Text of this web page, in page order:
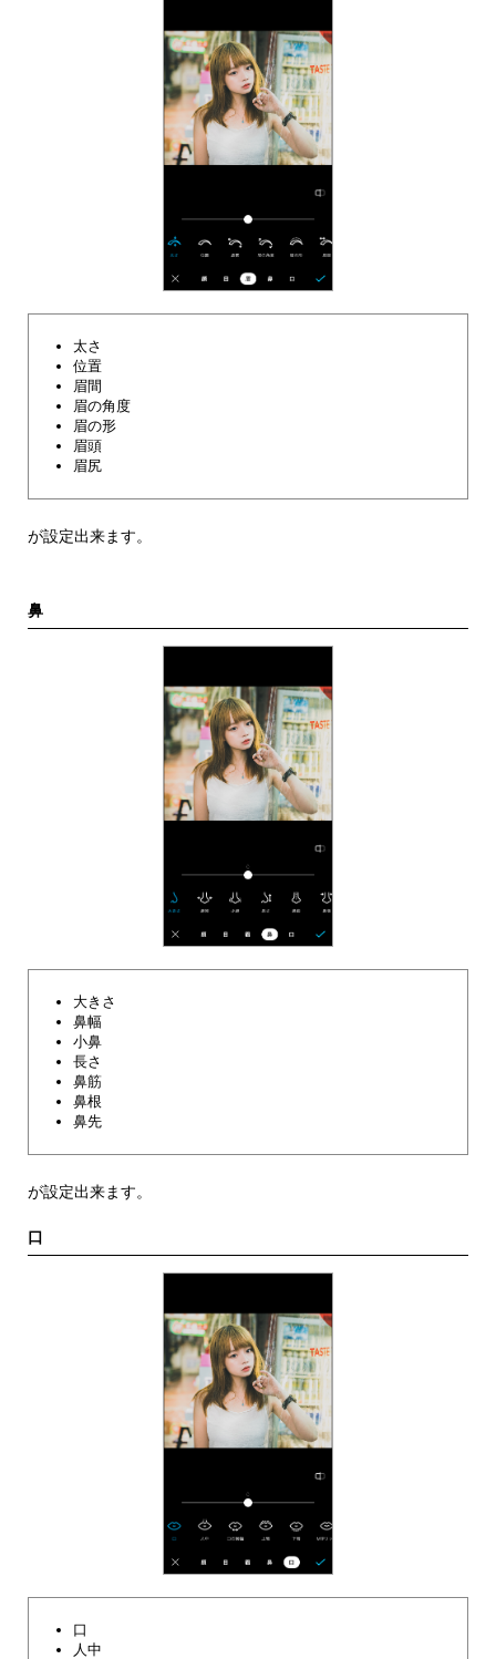
太さ
位置
眉間
眉の角度
眉の形
眉頭
眉尻
が設定出来ます。
鼻
大きさ
鼻幅
小鼻
長さ
鼻筋
鼻根
鼻先
が設定出来ます。
口
口
人中